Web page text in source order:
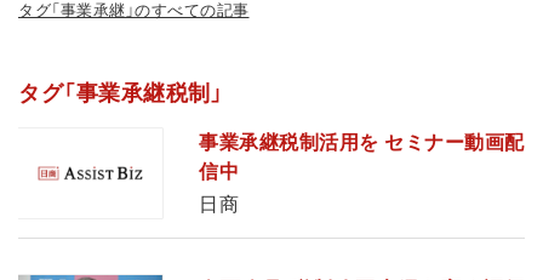
タグ「事業承継」のすべての記事
タグ「事業承継税制」
事業承継税制活用を セミナー動画配
信中
日商